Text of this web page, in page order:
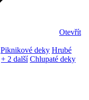
Otevřít
Piknikové deky Hrubé
+ 2 další Chlupaté deky